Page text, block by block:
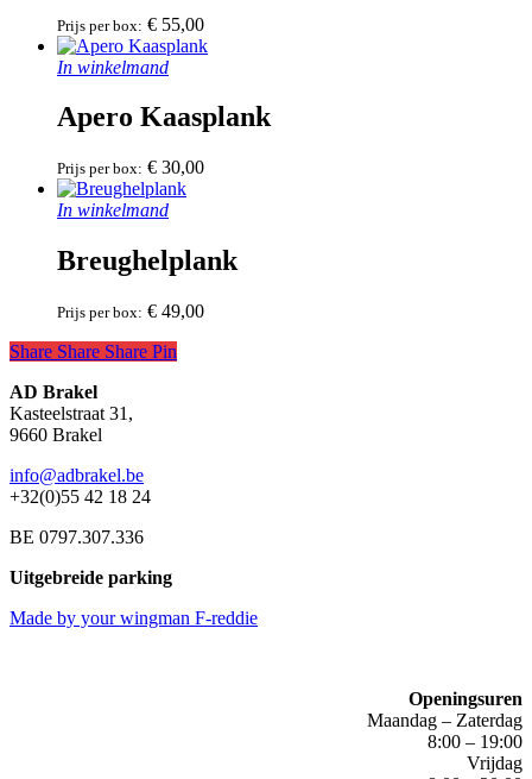
Prijs per box: € 55,00
In winkelmand
Apero Kaasplank
Prijs per box: € 30,00
In winkelmand
Breughelplank
Prijs per box: € 49,00
Share
Share Share Share Pin
AD Brakel
Kasteelstraat 31,
9660 Brakel
info@adbrakel.be
+32(0)55 42 18 24
BE 0797.307.336
Uitgebreide parking
Made by your wingman F-reddie
Openingsuren
Maandag – Zaterdag
8:00 – 19:00
Vrijdag